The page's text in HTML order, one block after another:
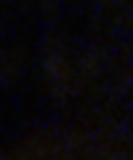
Scolaire